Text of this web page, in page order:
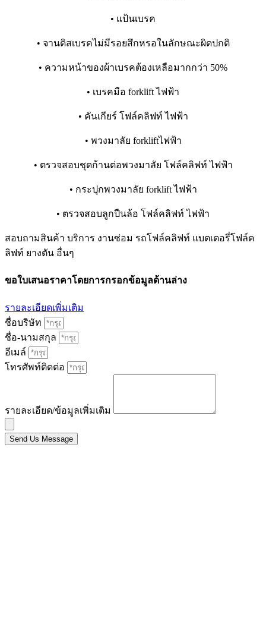
• แป้นเบรค
• จานดิสเบรคไม่มีรอยสึกหรอในลักษณะผิดปกติ
• ความหน้าของผ้าเบรคต้องเหลือมากกว่า 50%
• เบรคมือ forklift ไฟฟ้า
• คันเกียร์ โฟล์คลิฟท์ ไฟฟ้า
• พวงมาลัย forkliftไฟฟ้า
• ตรวจสอบชุดก้านต่อพวงมาลัย โฟล์คลิฟท์ ไฟฟ้า
• กระปุกพวงมาลัย forklift ไฟฟ้า
• ตรวจสอบลูกปืนล้อ โฟล์คลิฟท์ ไฟฟ้า
สอบถามสินค้า บริการ งานซ่อม รถโฟล์คลิฟท์ แบตเตอรี่โฟล์ค
ลิฟท์ ยางตัน อื่นๆ
ขอใบเสนอราคาโดยการกรอกข้อมูลด้านล่าง
รายละเอียดเพิ่มเติม
ชื่อบริษัท
ชื่อ-นามสกุล
อีเมล์
โทรศัพท์ติดต่อ
รายละเอียด/ข้อมูลเพิ่มเติม
Send Us Message